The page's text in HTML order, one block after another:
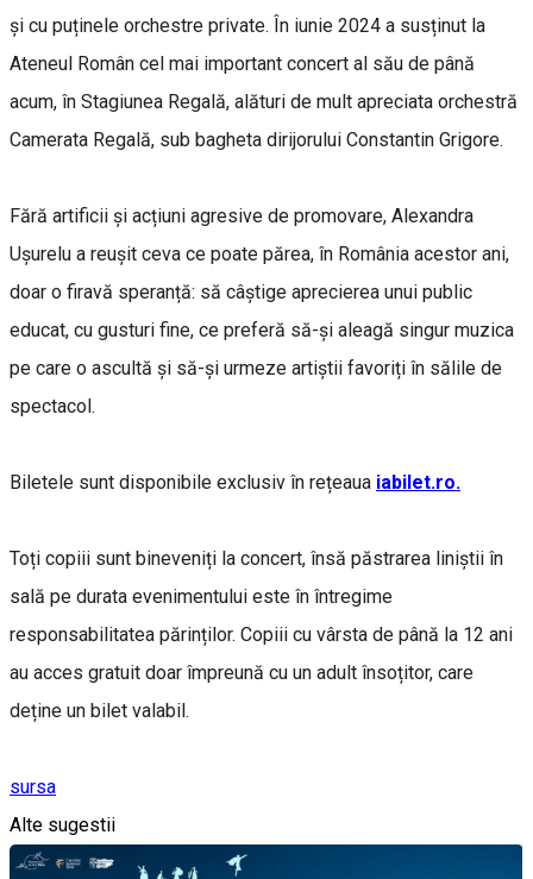
și cu puținele orchestre private. În iunie 2024 a susținut la
Ateneul Român cel mai important concert al său de până
acum, în Stagiunea Regală, alături de mult apreciata orchestră
Camerata Regală, sub bagheta dirijorului Constantin Grigore.
Fără artificii și acțiuni agresive de promovare, Alexandra
Ușurelu a reușit ceva ce poate părea, în România acestor ani,
doar o firavă speranță: să câștige aprecierea unui public
educat, cu gusturi fine, ce preferă să-și aleagă singur muzica
pe care o ascultă și să-și urmeze artiștii favoriți în sălile de
spectacol.
Biletele sunt disponibile exclusiv în rețeaua iabilet.ro.
Toți copiii sunt bineveniți la concert, însă păstrarea liniștii în
sală pe durata evenimentului este în întregime
responsabilitatea părinților. Copiii cu vârsta de până la 12 ani
au acces gratuit doar împreună cu un adult însoțitor, care
deține un bilet valabil.
sursa
Alte sugestii